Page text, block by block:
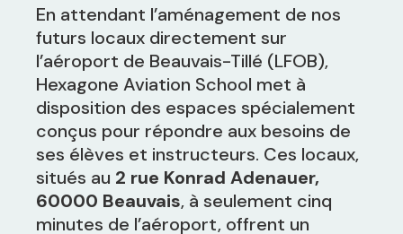
En attendant l’aménagement de nos
futurs locaux directement sur
l’aéroport de Beauvais-Tillé (LFOB),
Hexagone Aviation School met à
disposition des espaces spécialement
conçus pour répondre aux besoins de
ses élèves et instructeurs. Ces locaux,
situés au 2 rue Konrad Adenauer,
60000 Beauvais, à seulement cinq
minutes de l’aéroport, offrent un